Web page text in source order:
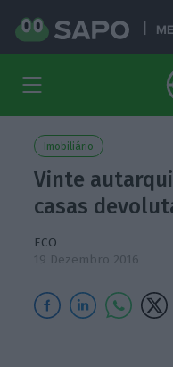
Imobiliário
Vinte
casas
ECO
19 Dezembro 2016